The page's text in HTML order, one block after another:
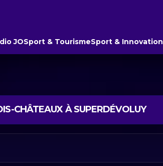
JOSport & TourismeSport & Innovation
CHÂTEAUX À SUPERDÉVOLUY